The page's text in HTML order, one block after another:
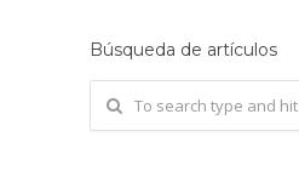
Búsqueda de artículos